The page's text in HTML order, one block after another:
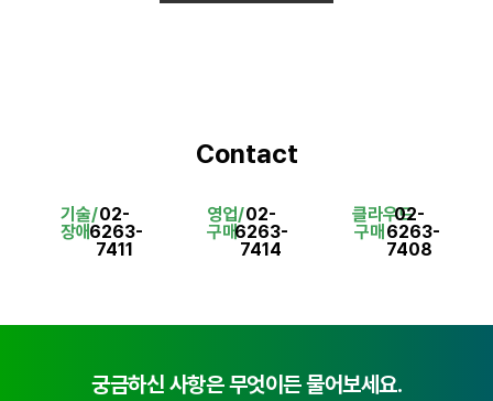
Contact
기술/
장애
02-
6263-
7411
영업/
구매
02-
6263-
7414
클라우드
구매
02-
6263-
7408
궁금하신 사항은 무엇이든 물어보세요.